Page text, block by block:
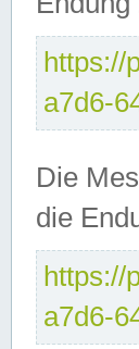
https://
a7d6-
Die
die
https://
a7d6-